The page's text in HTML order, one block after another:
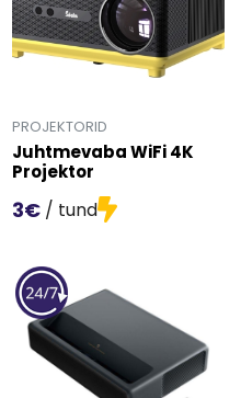
detailinfo lehele.
PROJEKTORID
Juhtmevaba WiFi 4K
Projektor
3€ / tund